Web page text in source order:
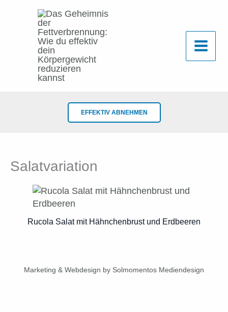
EFFEKTIV ABNEHMEN
Salatvariation
Rucola Salat mit Hähnchenbrust und Erdbeeren
Marketing & Webdesign by Solmomentos Mediendesign